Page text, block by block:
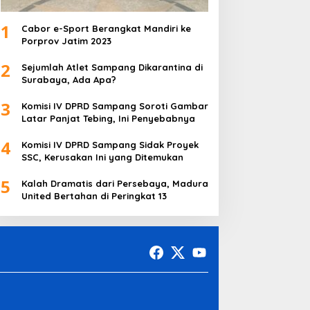
1
Cabor e-Sport Berangkat Mandiri ke
Porprov Jatim 2023
2
Sejumlah Atlet Sampang Dikarantina di
Surabaya, Ada Apa?
3
Komisi IV DPRD Sampang Soroti Gambar
Latar Panjat Tebing, Ini Penyebabnya
4
Komisi IV DPRD Sampang Sidak Proyek
SSC, Kerusakan Ini yang Ditemukan
5
Kalah Dramatis dari Persebaya, Madura
United Bertahan di Peringkat 13